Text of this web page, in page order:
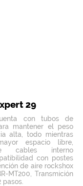
29
con tubos de
mantener el peso
alta, todo mientras
espacio libre,
cables interno
con postes
de aire rockshox
MT200, Transmición
pasos.